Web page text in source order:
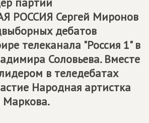
РОССИЯ Сергей Миронов
дебатов
телеканала "Россия 1" в
Соловьева. Вместе
в теледебатах
Народная артистка
Маркова.